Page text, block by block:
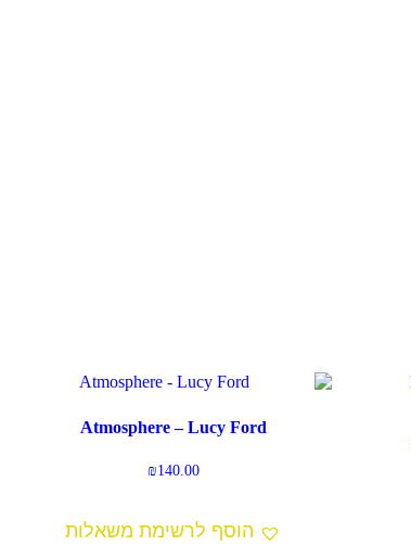
Atmosphere – Lucy Ford
₪140.00
הוסף לרשימת משאלות